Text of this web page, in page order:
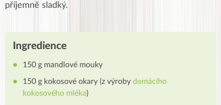
příjemně sladký.
Ingredience
150 g mandlové mouky
150 g kokosové okary (z výroby domácího
kokosového mléka)